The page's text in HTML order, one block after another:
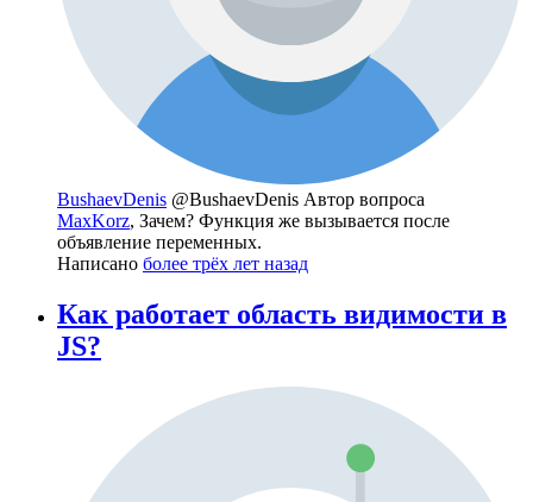
BushaevDenis @BushaevDenis Автор вопроса
MaxKorz, Зачем? Функция же вызывается после
объявление переменных.
Написано более трёх лет назад
Как работает область видимости в
JS?